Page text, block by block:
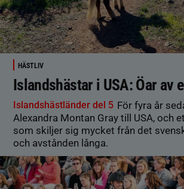
HÄSTLIV
Islandshästar i USA: Öar av
Islandshästländer del 5 För fyra år
Alexandra Montan Gray till USA, och
som skiljer sig mycket från det
och avstånden långa.